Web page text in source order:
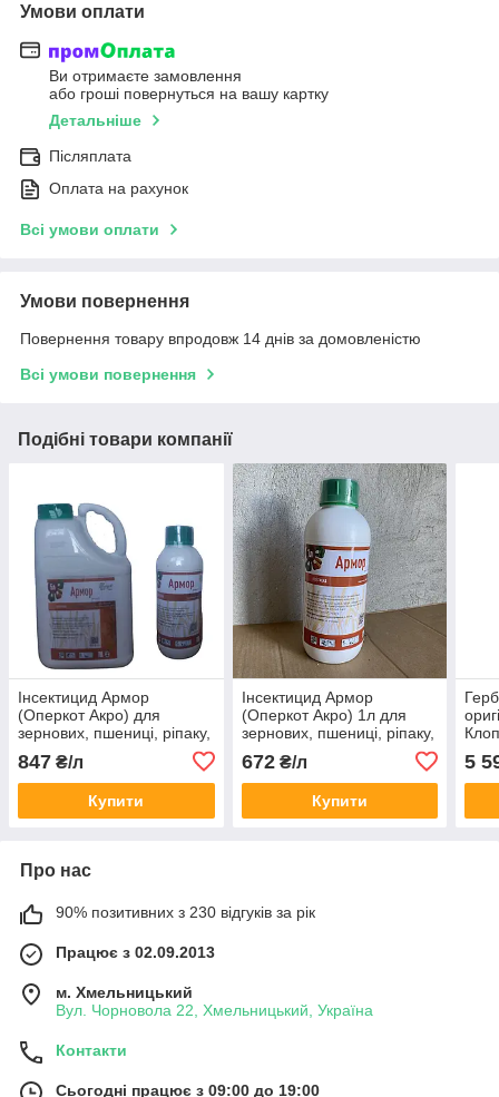
Умови оплати
Ви отримаєте замовлення
або гроші повернуться на вашу картку
Детальніше
Післяплата
Оплата на рахунок
Всі умови оплати
Умови повернення
Повернення товару впродовж 14 днів за домовленістю
Всі умови повернення
Подібні товари компанії
Інсектицид Армор
(Оперкот Акро) для
зернових, пшениці, ріпаку,
огірків, цибулі від вогнівки
847 ₴/л
Купити
Інсектицид Армор
(Оперкот Акро) 1л для
зернових, пшениці, ріпаку,
огірків, цибулі, плодових
672₴/л
Купити
5
Про нас
90% позитивних з 230 відгуків за рік
Працює з 02.09.2013
м. Хмельницький
Вул. Чорновола 22, Хмельницький, Україна
Контакти
Сьогодні працює з 09:00 до 19:00